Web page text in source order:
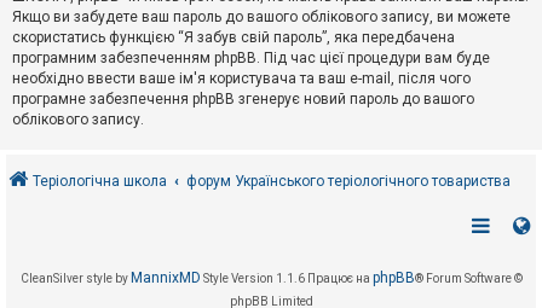
Якщо ви забудете ваш пароль до вашого облікового запису, ви можете
скористатись функцією “Я забув свій пароль”, яка передбачена
програмним забезпеченням phpBB. Під час цієї процедури вам буде
необхідно ввести ваше ім'я користувача та ваш e-mail, після чого
програмне забезпечення phpBB згенерує новий пароль до вашого
облікового запису.
Теріологічна школа форум Українського теріологічного товариства
CleanSilver style by MannixMD Style Version 1.1.6 Працює на phpBB® Forum Software ©
phpBB Limited